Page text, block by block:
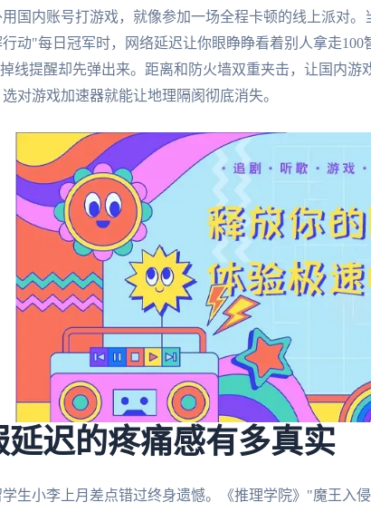
国内账号打游戏，就像参加一场全程卡顿的线上派对
动"每日冠军时，网络延迟让你眼睁睁看着别人拿走100
线提醒却先弹出来。距离和防火墙双重夹击，让国内
对游戏加速器就能让地理隔阂彻底消失。
延迟的疼痛感有多真实
生小李上月差点错过终身遗憾。《推理学院》"魔王入